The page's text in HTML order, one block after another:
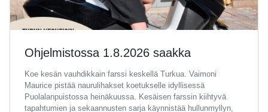
Ohjelmistossa 1.8.2026 saakka
Koe kesän vauhdikkain farssi keskellä Turkua. Vaimoni
Maurice pistää naurulihakset koetukselle idyllisessä
Puolalanpuistossa heinäkuussa. Kesäisen farssin kiihtyvä
tapahtumien ja sekaannusten sarja käynnistää hullunmyllyn,